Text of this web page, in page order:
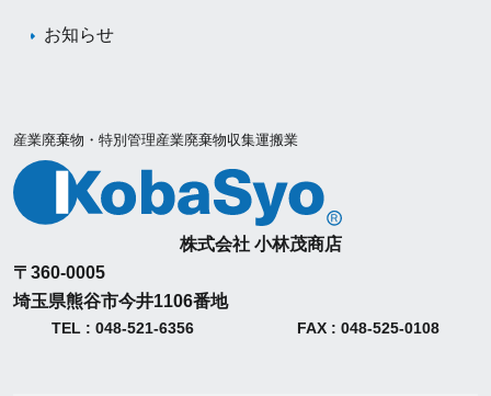
お知らせ
産業廃棄物・特別管理産業廃棄物収集運搬業
株式会社 小林茂商店
〒360-0005
埼玉県熊谷市今井1106番地
TEL : 048-521-6356 FAX : 048-525-0108